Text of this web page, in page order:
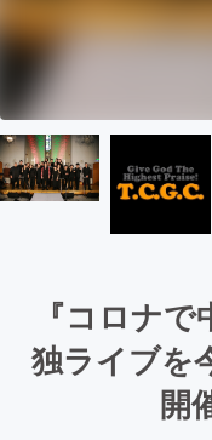
『コロナ
独ライブを
開